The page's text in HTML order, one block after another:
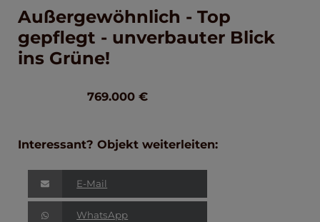
Außergewöhnlich - Top
gepflegt - unverbauter Blick
ins Grüne!
769.000 €
Interessant? Objekt weiterleiten:
E-Mail
WhatsApp